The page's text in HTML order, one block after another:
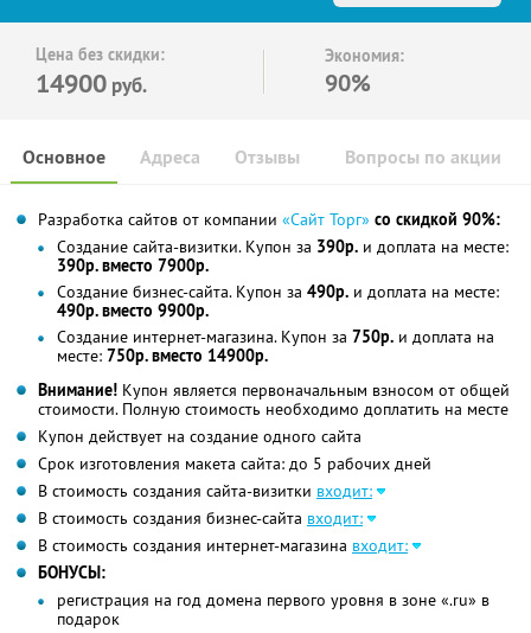
Цена без скидки:
14900 руб.
Экономия:
90%
Основное Отзывы Вопросы по акции
Адреса
Разработка сайтов от компании «Сайт Торг» со скидкой 90%:
Создание сайта-визитки. Купон за 390р. и доплата на месте:
390р. вместо 7900р.
Создание бизнес-сайта. Купон за 490р. и доплата на месте:
490р. вместо 9900р.
Создание интернет-магазина. Купон за 750р. и доплата на
месте: 750р. вместо 14900р.
Внимание! Купон является первоначальным взносом от общей
стоимости. Полную стоимость необходимо доплатить на месте
Купон действует на создание одного сайта
Срок изготовления макета сайта: до 5 рабочих дней
В стоимость создания сайта-визитки входит:
В стоимость создания бизнес-сайта входит:
В стоимость создания интернет-магазина входит:
БОНУСЫ:
регистрация на год домена первого уровня в зоне «.ru» в
подарок